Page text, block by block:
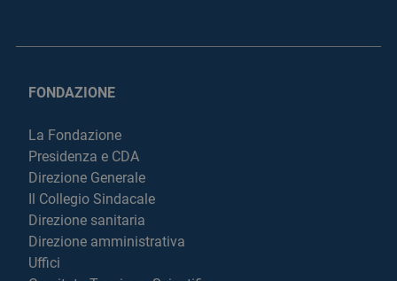
FONDAZIONE
La Fondazione
Presidenza e CDA
Direzione Generale
Il Collegio Sindacale
Direzione sanitaria
Direzione amministrativa
Uffici